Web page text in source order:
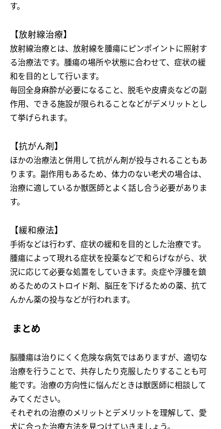
す。
【放射線治療】
放射線治療とは、放射線を腫瘍にピンポイントに照射す
る治療法です。腫瘍の場所や状態に合わせて、症状の緩
和を目的として行います。
毎回全身麻酔が必要になること、脱毛や皮膚炎などの副
作用、できる施設が限られることなどがデメリットとし
て挙げられます。
【抗がん剤】
ほかの治療法と併用して抗がん剤が投与されることもあ
ります。副作用もあるため、体力のない老犬の場合は、
治療に適しているか獣医師とよく話し合う必要がありま
す。
【緩和療法】
手術などは行わず、症状の緩和を目的とした治療です。
腫瘍によって現れる症状を投薬などで和らげながら、状
況に応じて必要な処置をしていきます。炎症や浮腫を鎮
めるためのストロイド剤、脳圧を下げるための薬、抗て
んかん薬の投与などが行われます。
まとめ
脳腫瘍は治りにくく危険な病気ではありますが、適切な
治療を行うことで、共存したり克服したりすることも可
能です。治療の方向性に悩んだときは獣医師に相談して
みてください。
それぞれの治療のメリットとデメリットを理解して、愛
犬に合った治療方法を見つけていきましょう。